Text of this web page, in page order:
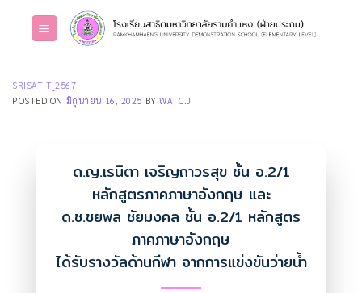
SRISATIT_2567
POSTED ON มิถุนายน 16, 2025 BYWATC.J
ด.ญ.เรนิตา เจริญถาวรสุข ชั้น อ.2/1
หลักสูตรภาคภาษาอังกฤษ และ
ด.ช.ชยพล ชัยมงคล ชั้น อ.2/1 หลักสูตร
ภาคภาษาอังกฤษ
ได้รับรางวัลด้านกีฬา จากการแข่งขันว่ายน้ำ